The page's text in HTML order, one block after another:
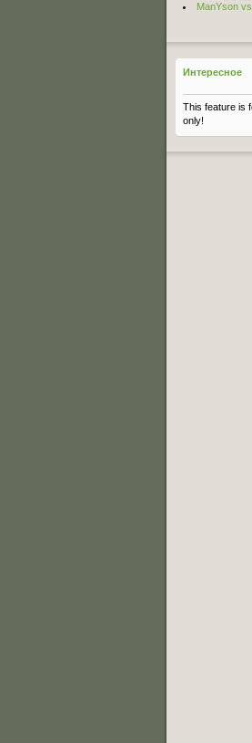
ManYson
Интересное
This feature is
only!